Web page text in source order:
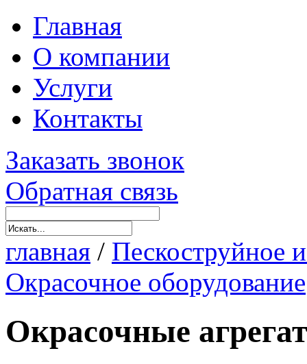
Главная
О компании
Услуги
Контакты
Заказать звонок
Обратная связь
главная / Пескоструйное
Окрасочное оборудование
Окрасочные